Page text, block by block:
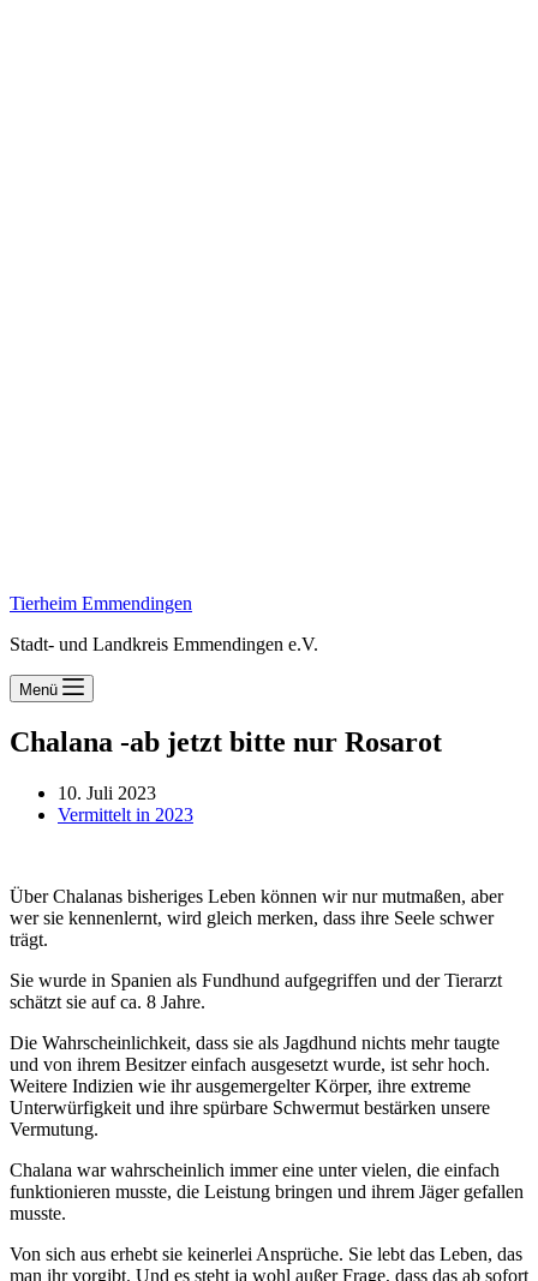
Tierheim Emmendingen
Stadt- und Landkreis Emmendingen e.V.
Menü
Chalana -ab jetzt bitte nur Rosarot
10. Juli 2023
Vermittelt in 2023
Über Chalanas bisheriges Leben können wir nur mutmaßen, aber
wer sie kennenlernt, wird gleich merken, dass ihre Seele schwer
trägt.
Sie wurde in Spanien als Fundhund aufgegriffen und der Tierarzt
schätzt sie auf ca. 8 Jahre.
Die Wahrscheinlichkeit, dass sie als Jagdhund nichts mehr taugte
und von ihrem Besitzer einfach ausgesetzt wurde, ist sehr hoch.
Weitere Indizien wie ihr ausgemergelter Körper, ihre extreme
Unterwürfigkeit und ihre spürbare Schwermut bestärken unsere
Vermutung.
Chalana war wahrscheinlich immer eine unter vielen, die einfach
funktionieren musste, die Leistung bringen und ihrem Jäger gefallen
musste.
Von sich aus erhebt sie keinerlei Ansprüche. Sie lebt das Leben, das
man ihr vorgibt. Und es steht ja wohl außer Frage, dass das ab sofort